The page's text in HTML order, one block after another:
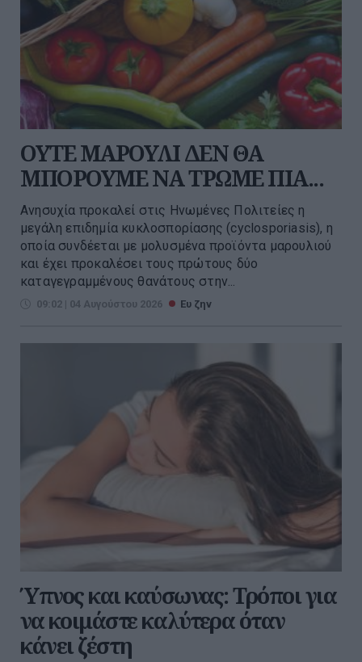
ΟΥΤΕ ΜΑΡΟΥΛΙ ΔΕΝ ΘΑ
ΜΠΟΡΟΥΜΕ ΝΑ ΤΡΩΜΕ ΠΙΑ...
Ανησυχία προκαλεί στις Ηνωμένες Πολιτείες η
μεγάλη επιδημία κυκλοσπορίασης (cyclosporiasis), η
οποία συνδέεται με μολυσμένα προϊόντα μαρουλιού
και έχει προκαλέσει τους πρώτους δύο
καταγεγραμμένους θανάτους στην...
09:02 | 04 Αυγούστου 2026 Ευ ζην
Ύπνος και καύσωνας: Τρόποι για
να κοιμάστε καλύτερα όταν
κάνει ζέστη